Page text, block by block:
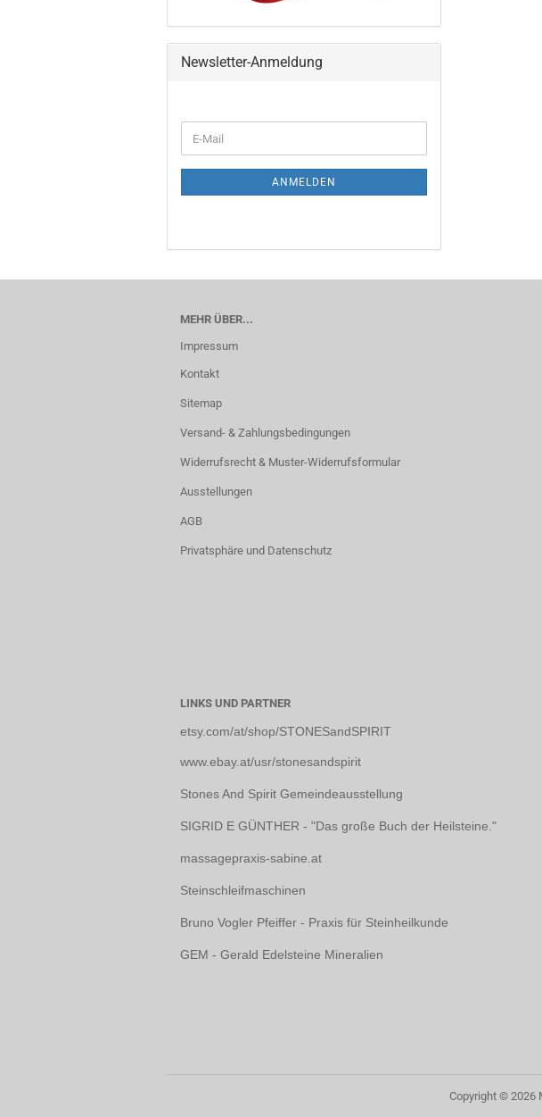
Newsletter-Anmeldung
ANMELDEN
MEHR ÜBER...
Impressum
Kontakt
Sitemap
Versand- & Zahlungsbedingungen
Widerrufsrecht & Muster-Widerrufsformular
Ausstellungen
AGB
Privatsphäre und Datenschutz
LINKS UND PARTNER
etsy.com/at/shop/STONESandSPIRIT
www.ebay.at/usr/stonesandspirit
Stones And Spirit Gemeindeausstellung
SIGRID E GÜNTHER - "Das große Buch der Heilsteine."
massagepraxis-sabine.at
Steinschleifmaschinen
Bruno Vogler Pfeiffer - Praxis für Steinheilkunde
GEM - Gerald Edelsteine Mineralien
Copyright © 2026